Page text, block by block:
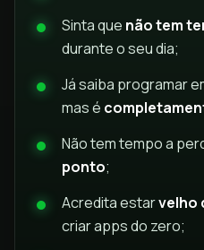
Sinta que não tem
durante o seu dia;
Já saiba programar
mas é
Não tem tempo a
ponto;
Acredita estarvelho
criar apps do zero;